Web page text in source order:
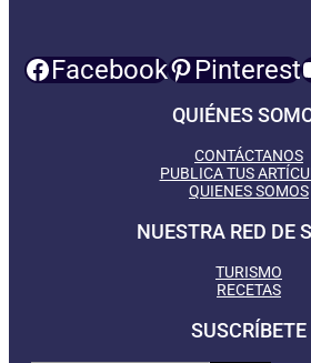
Facebook Pinterest
QUIÉNES
CONTÁCTANOS
PUBLICA TUS
QUIENES SOMOS
NUESTRA RED DE
TURISMO
RECETAS
SUSCRÍBETE